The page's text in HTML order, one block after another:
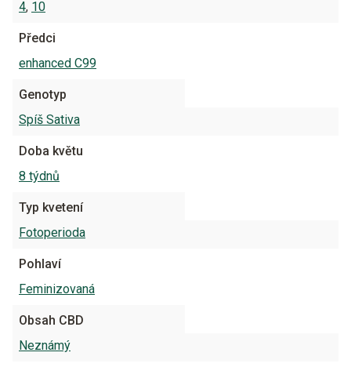
4, 10
Předci
enhanced C99
Genotyp
Spíš Sativa
Doba květu
8 týdnů
Typ kvetení
Fotoperioda
Pohlaví
Feminizovaná
Obsah CBD
Neznámý